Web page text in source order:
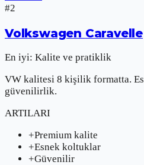
#2
Volkswagen Caravelle
En iyi: Kalite ve pratiklik
VW kalitesi 8 kişilik formatta.
güvenilirlik.
ARTILARI
+Premium kalite
+Esnek koltuklar
+Güvenilir